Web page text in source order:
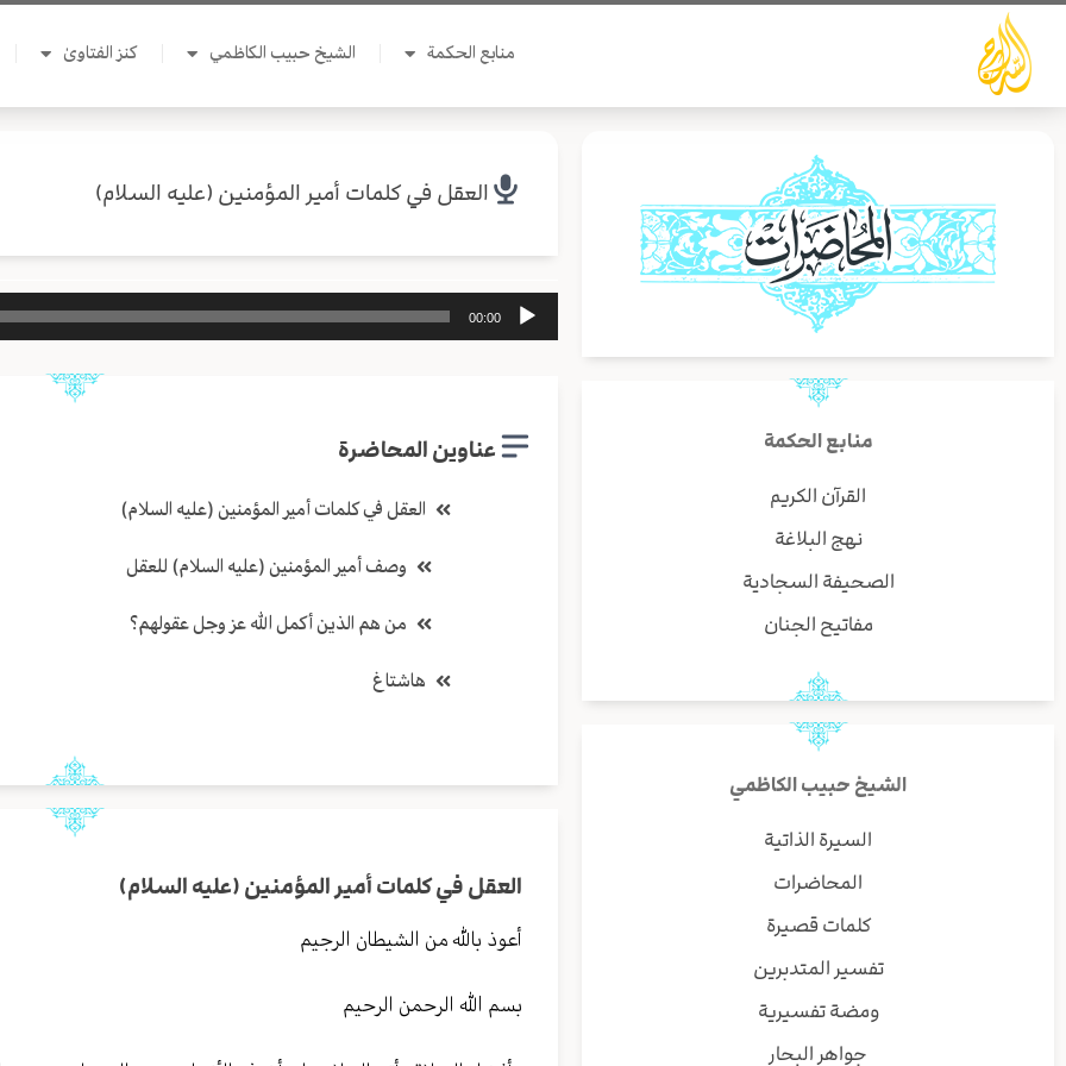
تخطي
المحتوى
منابع الحكمة الشيخ حبيب الكاظمي كنز الفتاوىٰ
منابع الحكمة
القرآن الكريم
نهج البلاغة
الصحيفة السجادية
مفاتيح الجنان
الشيخ حبيب الكاظمي
السيرة الذاتية
المحاضرات
كلمات قصيرة
تفسير المتدبرين
ومضة تفسيرية
جواهر البحار
العقل في كلمات أمير المؤمنين (عليه السلام)
مشغل
00:00
عناوين المحاضرة
العقل في كلمات أمير المؤمنين (عليه السلام)
وصف أمير المؤمنين (عليه السلام) للعقل
من هم الذين أكمل الله عز وجل عقولهم؟
هاشتاغ
العقل في كلمات أمير المؤمنين (عليه السلام)
أعوذ بالله من الشيطان الرجيم
بسم الله الرحمن الرحيم